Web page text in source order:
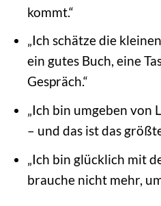
kommt.“
„Ich schätze die
ein gutes Buch, eine
Gespräch.“
„Ich bin umgeben von
– und das ist das
„Ich bin glücklich mit
brauche nicht mehr,